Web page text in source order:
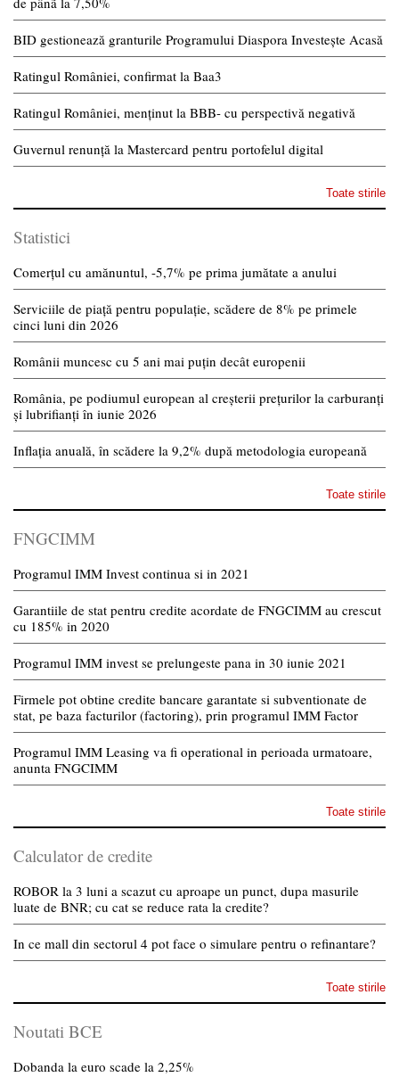
BID gestionează granturile Programului Diaspora Investește Acasă
Ratingul României, confirmat la Baa3
Ratingul României, menținut la BBB- cu perspectivă negativă
Guvernul renunță la Mastercard pentru portofelul digital
Toate stirile
Statistici
Comerțul cu amănuntul, -5,7% pe prima jumătate a anului
Serviciile de piață pentru populație, scădere de 8% pe primele
cinci luni din 2026
Românii muncesc cu 5 ani mai puțin decât europenii
România, pe podiumul european al creșterii prețurilor la carburanți
și lubrifianți în iunie 2026
Inflația anuală, în scădere la 9,2% după metodologia europeană
Toate stirile
FNGCIMM
Programul IMM Invest continua si in 2021
Garantiile de stat pentru credite acordate de FNGCIMM au crescut
cu 185% in 2020
Programul IMM invest se prelungeste pana in 30 iunie 2021
Firmele pot obtine credite bancare garantate si subventionate de
stat, pe baza facturilor (factoring), prin programul IMM Factor
Programul IMM Leasing va fi operational in perioada urmatoare,
anunta FNGCIMM
Toate stirile
Calculator de credite
ROBOR la 3 luni a scazut cu aproape un punct, dupa masurile
luate de BNR; cu cat se reduce rata la credite?
In ce mall din sectorul 4 pot face o simulare pentru o refinantare?
Toate stirile
Noutati BCE
Dobanda la euro scade la 2,25%